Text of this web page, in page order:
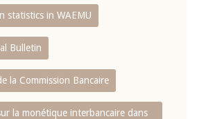
statistics in WAEMU
Bulletin
la Commission Bancaire
la monétique interbancaire dans